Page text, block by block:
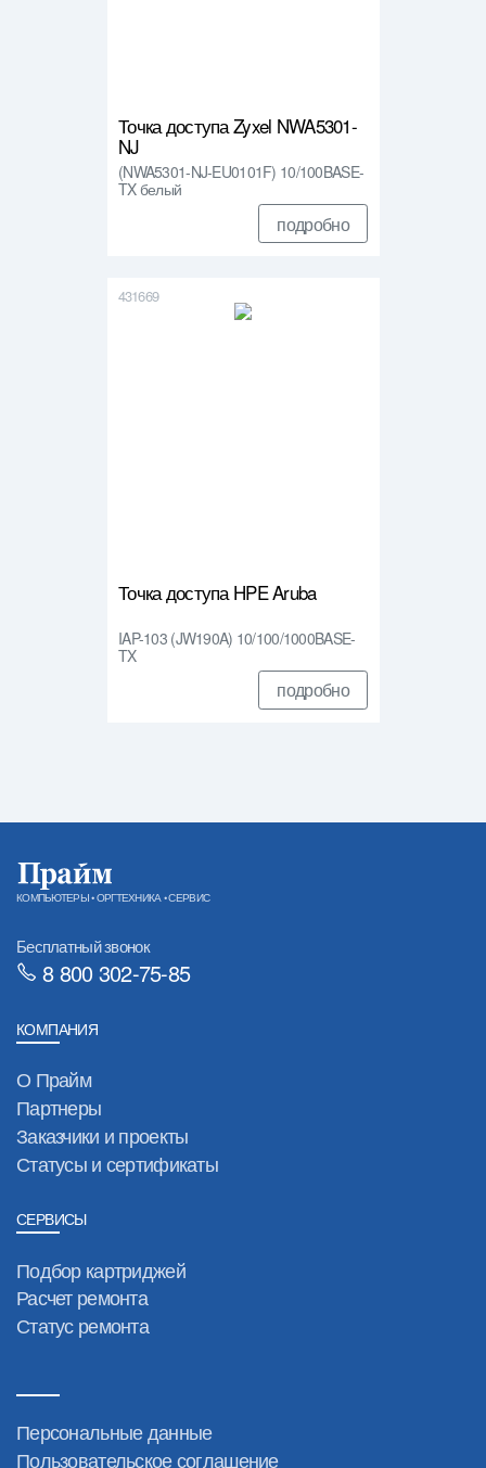
Точка доступа Zyxel NWA5301-
NJ
(NWA5301-NJ-EU0101F) 10/100BASE-
TX белый
подробно
431669
Точка доступа HPE Aruba
IAP-103 (JW190A) 10/100/1000BASE-
TX
подробно
КОМПЬЮТЕРЫ • ОРГТЕХНИКА • СЕРВИС
Бесплатный звонок
8 800 302-75-85
КОМПАНИЯ
О Прайм
Партнеры
Заказчики и проекты
Статусы и сертификаты
СЕРВИСЫ
Подбор картриджей
Расчет ремонта
Статус ремонта
Персональные данные
Пользовательское соглашение